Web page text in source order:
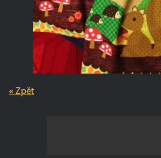
« Zpět